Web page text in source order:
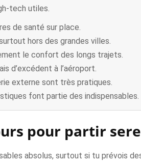
tech utiles.
de santé sur place.
hors des grandes villes.
le confort des longs trajets.
d’excédent à l’aéroport.
externe sont très pratiques.
font partie des indispensables.
pour partir
absolus, surtout si tu prévois